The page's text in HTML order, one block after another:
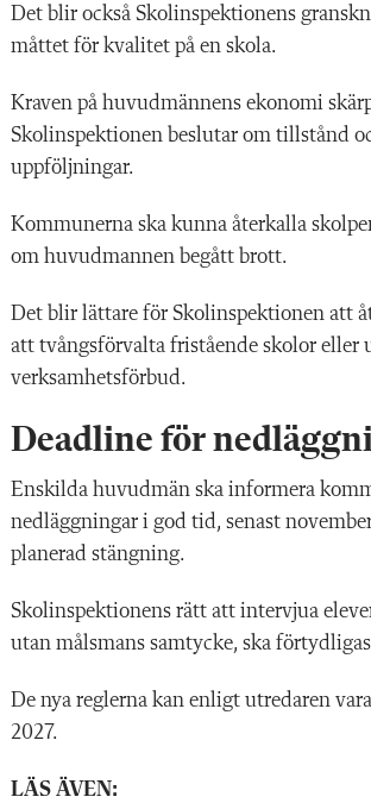
Det blir också Skolinspektionens
måttet för kvalitet på en skola.
Kraven på huvudmännens ekonomi
Skolinspektionen beslutar om tillstånd
uppföljningar.
Kommunerna ska kunna återkalla
om huvudmannen begått brott.
Det blir lättare för Skolinspektionen att
att tvångsförvalta fristående skolor eller
verksamhetsförbud.
Deadline för
Enskilda huvudmän ska informera
nedläggningar i god tid, senast
planerad stängning.
Skolinspektionens rätt att intervjua
utan målsmans samtycke, ska
De nya reglerna kan enligt utredaren
2027.
LÄS ÄVEN: